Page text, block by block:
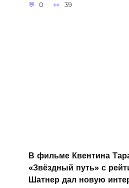
0 39
В фильме Квентина
«Звёздный путь» с
Шатнер дал новую